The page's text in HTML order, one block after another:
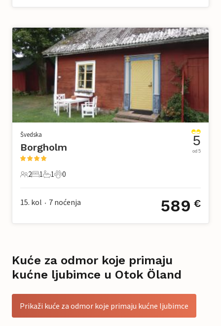
Švedska
Borgholm
2 Gosti
2
1 Spavaća soba
1
1 Kupaonica
1
0 Kućni ljubimac
0
5
od 5
15. kol • 7 noćenja 589 €
Kuće za odmor koje primaju
kućne ljubimce u Otok Öland
Prikaži kuće za odmor koje primaju kućne ljubimce